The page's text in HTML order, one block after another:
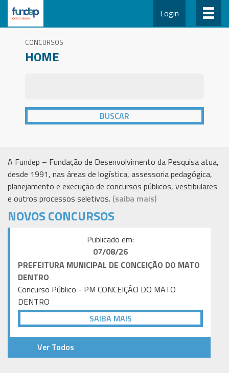
Login
CONCURSOS
HOME
A Fundep – Fundação de Desenvolvimento da Pesquisa atua,
desde 1991, nas áreas de logística, assessoria pedagógica,
planejamento e execução de concursos públicos, vestibulares
e outros processos seletivos. (saiba mais)
NOVOS CONCURSOS
Publicado em:
07/08/26
PREFEITURA MUNICIPAL DE CONCEIÇÃO DO MATO
DENTRO
Concurso Público - PM CONCEIÇÃO DO MATO
DENTRO
SAIBA MAIS
Ver Todos